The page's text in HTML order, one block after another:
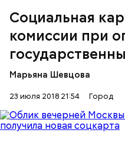
Социальная
комиссии при
Марьяна Шевцова
23 июля 2018 21:54 Город
В зависимости от вида